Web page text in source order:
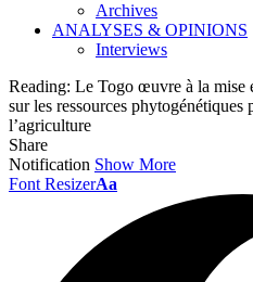
Archives
ANALYSES & OPINIONS
Interviews
Reading: Le Togo œuvre à la mise
sur les ressources phytogénétiques
l’agriculture
Share
Notification Show More
Font ResizerAa